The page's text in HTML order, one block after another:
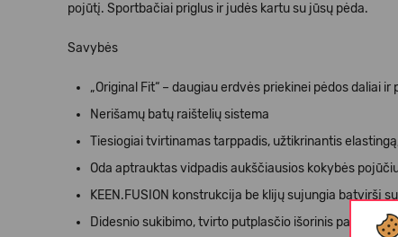
pojūtį. Sportbačiai priglus ir judės kartu su jūsų pėda.
Savybės
„Original Fit“ – daugiau erdvės priekinei pėdos daliai ir
Nerišamų batų raištelių sistema
Tiesiogiai tvirtinamas tarppadis, užtikrinantis
Oda aptrauktas vidpadis aukščiausios kokybės
KEEN.FUSION konstrukcija be klijų sujungia batviršį
Didesnio sukibimo, tvirto putplasčio išorinis padas